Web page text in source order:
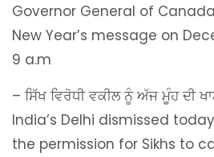
Governor General of
New Year’s message on
9 a.m
– ਸਿੱਖ ਵਿਰੋਧੀ ਵਕੀਲ ਨੂੰ ਅੱਜ ਮੂੰਹ ਦੀ
India’s Delhi dismissed
the permission for Sikhs to